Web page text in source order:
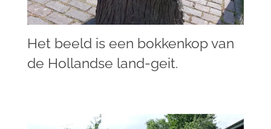
Het beeld is een bokkenkop van
de Hollandse land-geit.